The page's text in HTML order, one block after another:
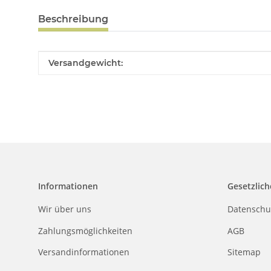
Beschreibung
Produkteigenschaft
Wert
Versandgewicht:
Informationen
Wir über uns
Zahlungsmöglichkeiten
Versandinformationen
AGB
Sitemap